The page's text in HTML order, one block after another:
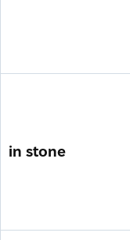
in stone